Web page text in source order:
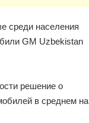
среди населения
GM Uzbekistan
решение о
в среднем на